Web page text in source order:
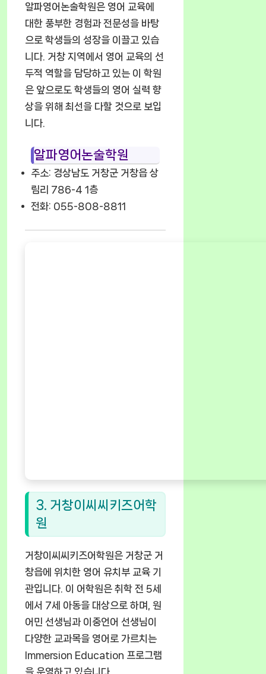
알파영어논술학원은 영어 교육에
대한 풍부한 경험과 전문성을 바탕
으로 학생들의 성장을 이끌고 있습
니다. 거창 지역에서 영어 교육의 선
두적 역할을 담당하고 있는 이 학원
은 앞으로도 학생들의 영어 실력 향
상을 위해 최선을 다할 것으로 보입
니다.
알파영어논술학원
주소: 경상남도 거창군 거창읍 상
림리 786-4 1층
전화: 055-808-8811
3. 거창이씨씨키즈어학
원
거창이씨씨키즈어학원은 거창군 거
창읍에 위치한 영어 유치부 교육 기
관입니다. 이 어학원은 취학 전 5세
에서 7세 아동을 대상으로 하며, 원
어민 선생님과 이중언어 선생님이
다양한 교과목을 영어로 가르치는
Immersion Education 프로그램
을 운영하고 있습니다.